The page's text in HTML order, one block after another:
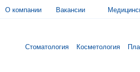
О компании Вакансии
Стоматология Косметология